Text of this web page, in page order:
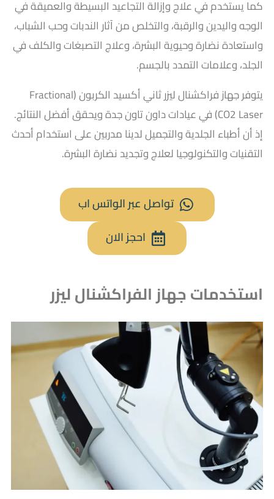
كما يستخدم في علاج وإزالة التجاعيد البسيطة والعميقة في
الوجه واليدين والرقبة، والتخلص من آثار الندبات وحب الشباب،
واستعادة نضارة وحيوية البشرة، وعلاج التصبغات والكلف في
الجلد، وعلامات التمدد بالجسم.
يتوفر
جهاز فراكشنال ليزر ثاني أكسيد الكربون (Fractional
CO2 Laser) في عيادات داون تاون جدة ويحقق أفضل النتائج.
إذ أن أطباء الجلدية والتجميل لدينا مدربين على استخدام أحدث
التقنيات والتكنولوجيا لعلاج وتجديد نضارة البشرة.
تواصل عبر الواتس اب
احجز الان
استخدمات جهاز الفراكشنال ليزر